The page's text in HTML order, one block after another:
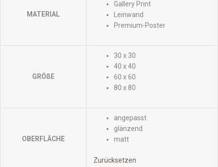
MATERIAL
Gallery Print
Leinwand
Premium-Poster
GRÖßE
30 x 30
40 x 40
60 x 60
80 x 80
OBERFLÄCHE
angepasst
glänzend
matt
Zurücksetzen